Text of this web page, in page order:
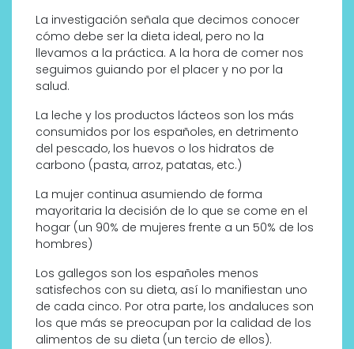
La investigación señala que decimos conocer
cómo debe ser la dieta ideal, pero no la
llevamos a la práctica. A la hora de comer nos
seguimos guiando por el placer y no por la
salud.
La leche y los productos lácteos son los más
consumidos por los españoles, en detrimento
del pescado, los huevos o los hidratos de
carbono (pasta, arroz, patatas, etc.)
La mujer continua asumiendo de forma
mayoritaria la decisión de lo que se come en el
hogar (un 90% de mujeres frente a un 50% de los
hombres)
Los gallegos son los españoles menos
satisfechos con su dieta, así lo manifiestan uno
de cada cinco. Por otra parte, los andaluces son
los que más se preocupan por la calidad de los
alimentos de su dieta (un tercio de ellos).